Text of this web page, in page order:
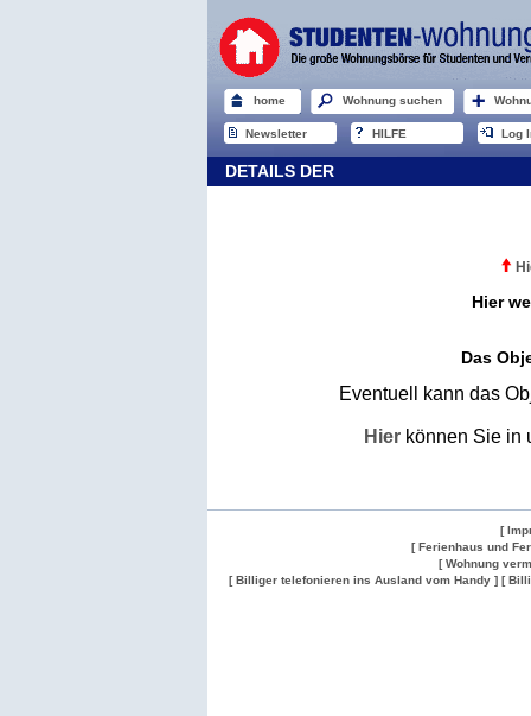
home Wohnung suchen
Newsletter HILFE Log
DETAILS DER
Hier
Das
Eventuell kann das
Hier können Sie in
[
[ Ferienhaus und
[ Wohnung
[ Billiger telefonieren ins Ausland vom Handy ] [